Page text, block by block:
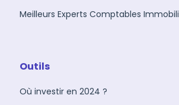
Meilleurs Experts Comptables
Outils
Où investir en 2024 ?